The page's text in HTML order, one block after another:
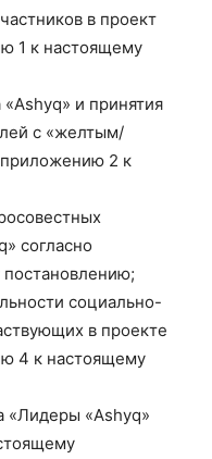
в проект
1 к настоящему
и принятия
с «желтым/
приложению 2 к
согласно
социально-
в проекте
4 к настоящему
«Лидеры «Ashyq»